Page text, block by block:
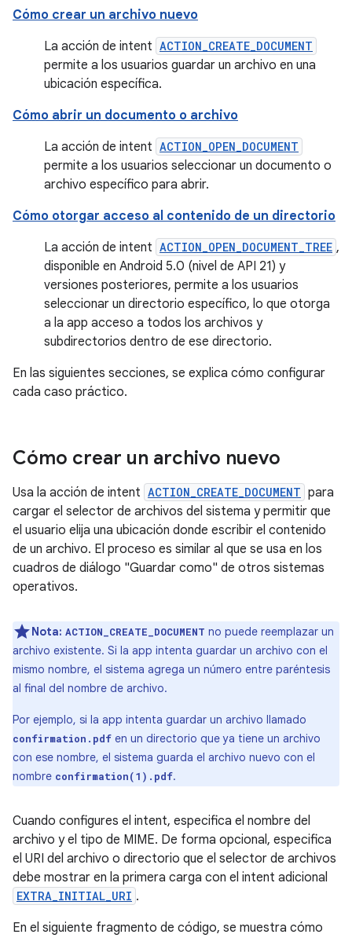
Cómo crear un archivo nuevo
La acción de intent ACTION_CREATE_DOCUMENT
permite a los usuarios guardar un archivo en una
ubicación específica.
Cómo abrir un documento o archivo
La acción de intent ACTION_OPEN_DOCUMENT
permite a los usuarios seleccionar un documento o
archivo específico para abrir.
Cómo otorgar acceso al contenido de un directorio
La acción de intent ACTION_OPEN_DOCUMENT_TREE ,
disponible en Android 5.0 (nivel de API 21) y
versiones posteriores, permite a los usuarios
seleccionar un directorio específico, lo que otorga
a la app acceso a todos los archivos y
subdirectorios dentro de ese directorio.
En las siguientes secciones, se explica cómo configurar
cada caso práctico.
Cómo crear un archivo nuevo
Usa la acción de intent ACTION_CREATE_DOCUMENT para
cargar el selector de archivos del sistema y permitir que
el usuario elija una ubicación donde escribir el contenido
de un archivo. El proceso es similar al que se usa en los
cuadros de diálogo "Guardar como" de otros sistemas
operativos.
Nota: ACTION_CREATE_DOCUMENT no puede reemplazar un
archivo existente. Si la app intenta guardar un archivo con el
mismo nombre, el sistema agrega un número entre paréntesis
al final del nombre de archivo.
Por ejemplo, si la app intenta guardar un archivo llamado
confirmation.pdf en un directorio que ya tiene un archivo
con ese nombre, el sistema guarda el archivo nuevo con el
nombre confirmation(1).pdf.
Cuando configures el intent, especifica el nombre del
archivo y el tipo de MIME. De forma opcional, especifica
el URI del archivo o directorio que el selector de archivos
debe mostrar en la primera carga con el intent adicional
EXTRA_INITIAL_URI .
En el siguiente fragmento de código, se muestra cómo